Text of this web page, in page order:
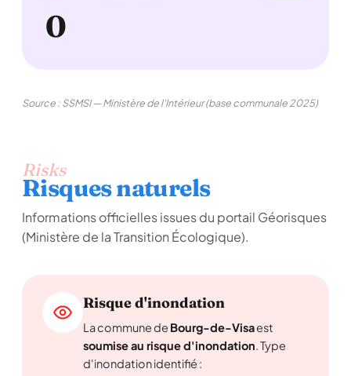
0
Source : SSMSI — Ministère de l'Intérieur (base communale 2025)
Risks
Risques naturels
Informations officielles issues du portail Géorisques
(Ministère de la Transition Écologique).
Risque d'inondation
La commune de Bourg-de-Visaest
soumise au risque d'inondation. Type
d'inondation identifié :